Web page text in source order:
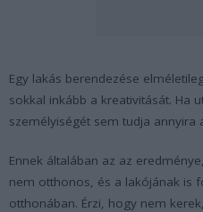
Egy lakás berendezése
sokkal inkább a kreativitását. Ha
személyiségét sem tudja annyira
Ennek általában az az
nem otthonos, és a lakójának is
otthonában. Érzi, hogy nem